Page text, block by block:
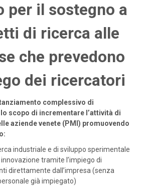
per il sostegno a
di ricerca alle
che prevedono
dei ricercatori
complessivo di
lo scopo di incrementare l’attività di
aziende venete (PMI) promuovendo
industriale e di sviluppo sperimentale
tramite l’impiego di
direttamente dall’impresa (senza
già impiegato)